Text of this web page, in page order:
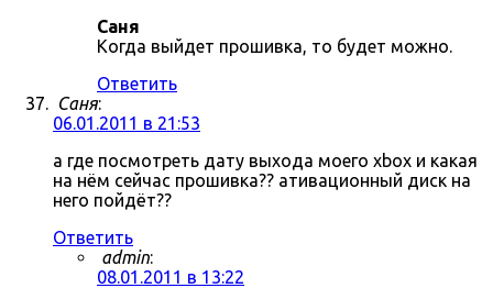
Саня
Когда выйдет прошивка, то будет можно.
Ответить
Саня:
06.01.2011 в 21:53
а где посмотреть дату выхода моего xbox и какая
на нём сейчас прошивка?? ативационный диск на
него пойдёт??
Ответить
admin:
08.01.2011 в 13:22